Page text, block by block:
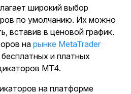
широкий выбор
по умолчанию. Их можно
вставив в ценовой график.
на рынке MetaTrader
и платных
MT4.
на платформе